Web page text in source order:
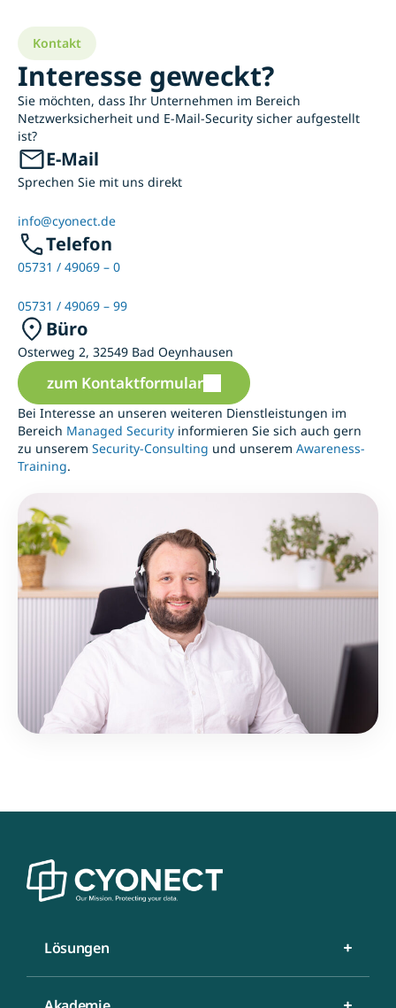
Kontakt
Interesse geweckt?
Sie möchten, dass Ihr Unternehmen im Bereich
Netzwerksicherheit und E-Mail-Security sicher aufgestellt
ist?
E-Mail
Sprechen Sie mit uns direkt
info@cyonect.de
Telefon
05731 / 49069 – 0
05731 / 49069 – 99
Büro
Osterweg 2, 32549 Bad Oeynhausen
zum Kontaktformular
Bei Interesse an unseren weiteren Dienstleistungen im
Bereich Managed Security informieren Sie sich auch gern
zu unserem Security-Consulting und unserem Awareness-
Training.
Lösungen